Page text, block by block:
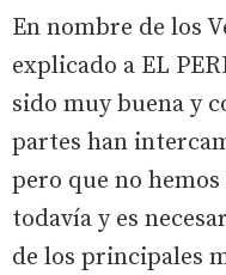
En nombre de los
explicado a EL
sido muy buena y
partes han
pero que no
todavía y es
de los principales